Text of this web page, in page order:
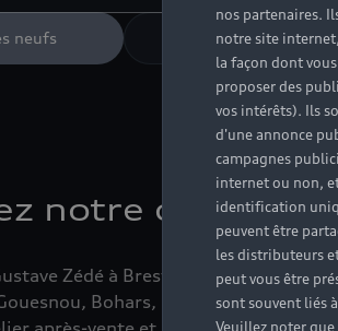
nos partenaires.
notre site
la façon dont
proposer des
vos intérêts). Ils
d'une annonce
campagnes
internet ou non,
identification
peuvent être
les distributeurs
peut vous être
sont souvent liés
Veuillez noter
neufs Véhicules
notre
Zédé à Brest, à proximité de
Bohars, Plougastel-